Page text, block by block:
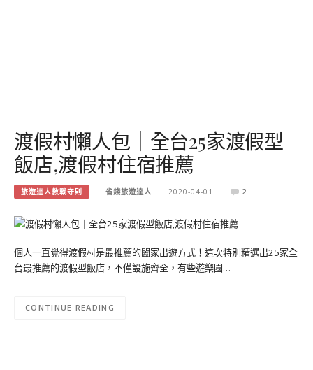
渡假村懶人包｜全台25家渡假型
飯店,渡假村住宿推薦
旅遊達人教戰守則 省錢旅遊達人 2020-04-01 2
個人一直覺得渡假村是最推薦的闔家出遊方式！這次特別精選出25家全
台最推薦的渡假型飯店，不僅設施齊全，有些遊樂園…
CONTINUE READING